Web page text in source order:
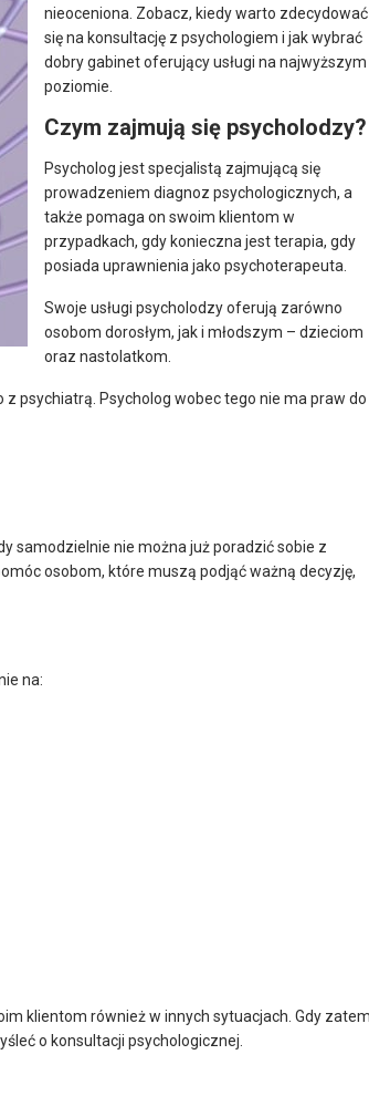
nieoceniona. Zobacz, kiedy warto zdecydować
się na konsultację z psychologiem i jak wybrać
dobry gabinet oferujący usługi na najwyższym
poziomie.
Czym zajmują się psycholodzy?
Psycholog jest specjalistą zajmującą się
prowadzeniem diagnoz psychologicznych, a
także pomaga on swoim klientom w
przypadkach, gdy konieczna jest terapia, gdy
posiada uprawnienia jako psychoterapeuta.
Swoje usługi psycholodzy oferują zarówno
osobom dorosłym, jak i młodszym – dzieciom
oraz nastolatkom.
psychiatrą. Psycholog wobec tego nie ma praw do
samodzielnie nie można już poradzić sobie z
osobom, które muszą podjąć ważną decyzję,
na:
klientom również w innych sytuacjach. Gdy
o konsultacji psychologicznej.